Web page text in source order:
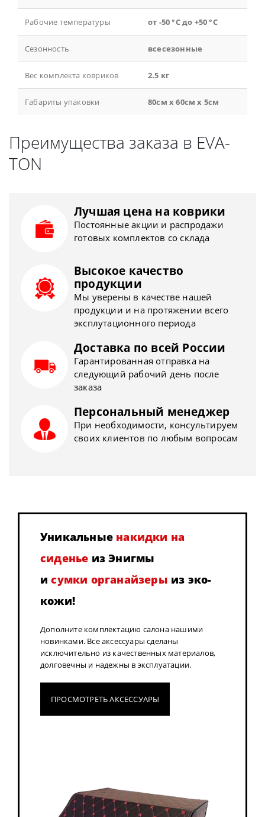
Рабочие температуры от -50 °С до +50 °С
Сезонность всесезонные
Вес комплекта ковриков 2.5 кг
Габариты упаковки 80см x 60см x 5см
Преимущества заказа в EVA-
TON
Лучшая цена на коврики
Постоянные акции и распродажи
готовых комплектов со склада
Высокое качество
продукции
Мы уверены в качестве нашей
продукции и на протяжении всего
эксплутационного периода
Доставка по всей России
Гарантированная отправка на
следующий рабочий день после
заказа
Персональный менеджер
При необходимости, консультируем
своих клиентов по любым вопросам
Уникальные накидки на
сиденье из Энигмы
исумки органайзеры из эко-
кожи!
Дополните комплектацию салона нашими
новинками. Все аксессуары сделаны
исключительно из качественных материалов,
долговечны и надежны в эксплуатации.
ПРОСМОТРЕТЬ АКСЕССУАРЫ